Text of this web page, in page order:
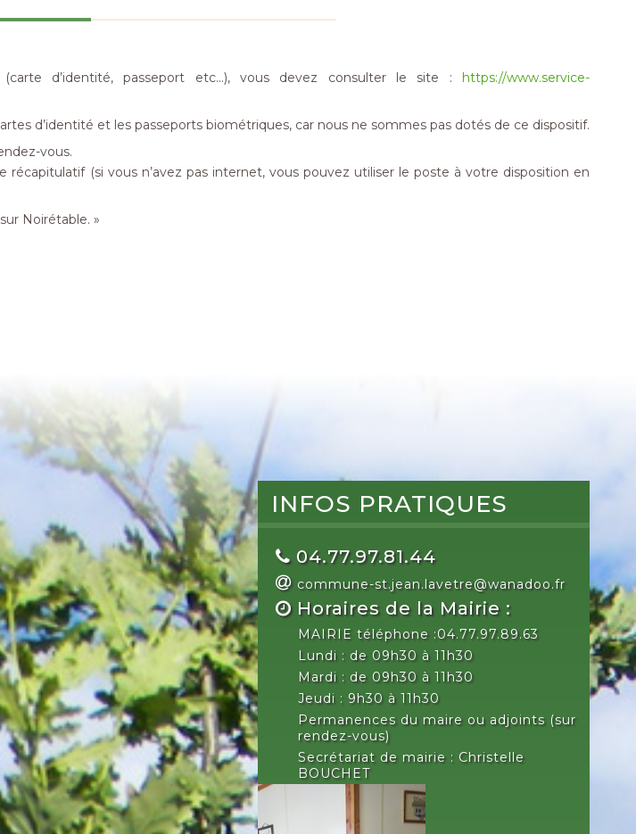
d’identité, passeport etc...), vous devez consulter le site : https://www.service-
d’identité et les passeports biométriques, car nous ne sommes pas dotés de ce dispositif.
vous.
récapitulatif (si vous n’avez pas internet, vous pouvez utiliser le poste à votre disposition en
Noirétable. »
INFOS PRATIQUES
04.77.97.81.44
commune-st.jean.lavetre@wanadoo.fr
Horaires de la Mairie :
MAIRIE téléphone :04.77.97.89.63
Lundi : de 09h30 à 11h30
Mardi : de 09h30 à 11h30
Jeudi : 9h30 à 11h30
Permanences du maire ou adjoints (sur
rendez-vous)
Secrétariat de mairie : Christelle
BOUCHET